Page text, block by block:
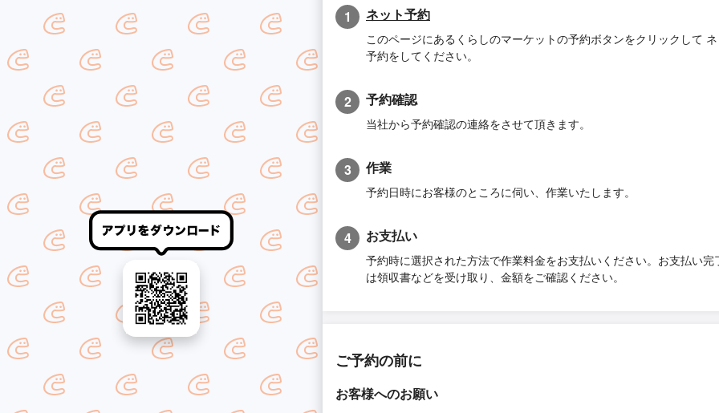
1 ネット予約
このページにあるくらしのマーケットの予約ボタンをクリックして
予約をしてください。
2 予約確認
当社から予約確認の連絡をさせて頂きます。
3 作業
予約日時にお客様のところに伺い、作業いたします。
4 お支払い
予約時に選択された方法で作業料金をお支払いください。お支払い完
は領収書などを受け取り、金額をご確認ください。
ご予約の前に
お客様へのお願い